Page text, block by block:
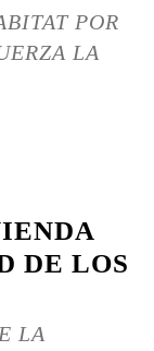
POR
LA
DE LOS
LA